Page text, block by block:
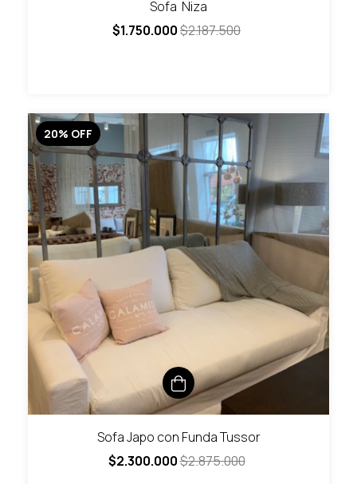
Sofa Niza
$1.750.000$2.187.500
20% OFF
Sofa Japo con Funda Tussor
$2.300.000$2.875.000